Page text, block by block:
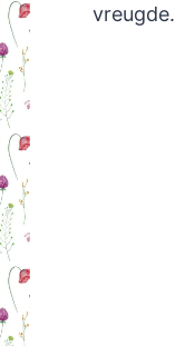
vreugde.